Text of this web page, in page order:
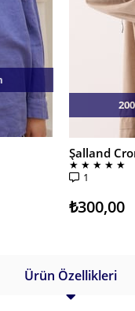
SEPETE
Şalland
★ ★ ★ ★ ★
1
₺300,00
Ürün Özellikleri